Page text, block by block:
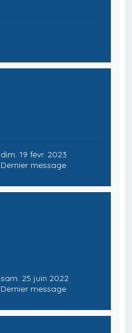
dim. 19 févr. 2023
Dernier message
sam. 25 juin 2022
Dernier message